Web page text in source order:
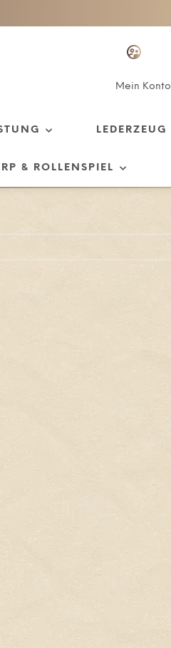
Mein Konto
LEDERZEUG
& ROLLENSPIEL